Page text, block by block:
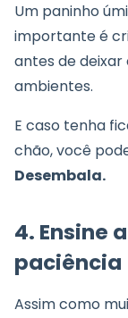
Um paninho
importante é
antes de
ambientes.
E caso tenha
chão, você
Desembala.
4. Ensine
paciência
Assim como